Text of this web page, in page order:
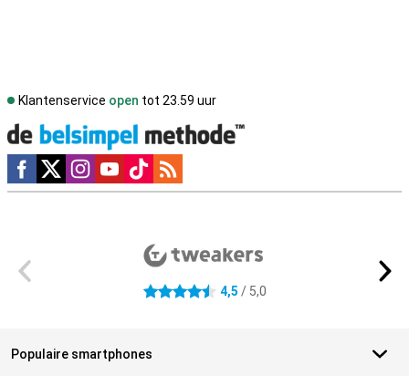
Klantenservice open tot 23.59 uur
Social media
4.5 sterren 4,5 / 5,0
Populaire smartphones